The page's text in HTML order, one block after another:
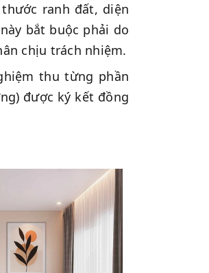
ranh đất, diện
bắt buộc phải do
chịu trách nhiệm.
thu từng phần
được ký kết đồng